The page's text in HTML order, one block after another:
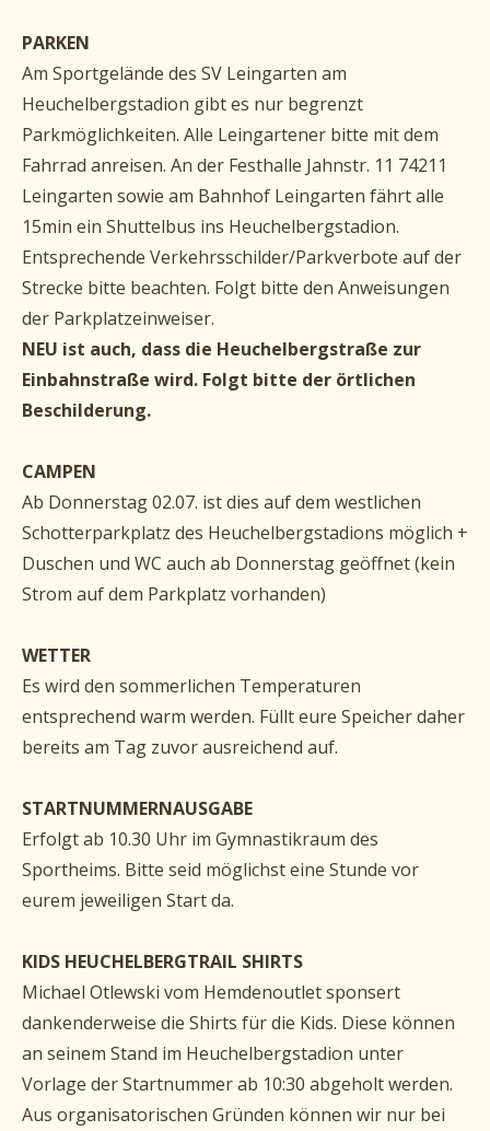
PARKEN
Am Sportgelände des SV Leingarten am
Heuchelbergstadion gibt es nur begrenzt
Parkmöglichkeiten. Alle Leingartener bitte mit dem
Fahrrad anreisen. An der Festhalle Jahnstr. 11 74211
Leingarten sowie am Bahnhof Leingarten fährt alle
15min ein Shuttelbus ins Heuchelbergstadion.
Entsprechende Verkehrsschilder/Parkverbote auf der
Strecke bitte beachten. Folgt bitte den Anweisungen
der Parkplatzeinweiser.
NEU ist auch, dass die Heuchelbergstraße zur
Einbahnstraße wird. Folgt bitte der örtlichen
Beschilderung.
CAMPEN
Ab Donnerstag 02.07. ist dies auf dem westlichen
Schotterparkplatz des Heuchelbergstadions möglich +
Duschen und WC auch ab Donnerstag geöffnet (kein
Strom auf dem Parkplatz vorhanden)
WETTER
Es wird den sommerlichen Temperaturen
entsprechend warm werden. Füllt eure Speicher daher
bereits am Tag zuvor ausreichend auf.
STARTNUMMERNAUSGABE
Erfolgt ab 10.30 Uhr im Gymnastikraum des
Sportheims. Bitte seid möglichst eine Stunde vor
eurem jeweiligen Start da.
KIDS HEUCHELBERGTRAIL SHIRTS
Michael Otlewski vom Hemdenoutlet sponsert
dankenderweise die Shirts für die Kids. Diese können
an seinem Stand im Heuchelbergstadion unter
Vorlage der Startnummer ab 10:30 abgeholt werden.
Aus organisatorischen Gründen können wir nur bei